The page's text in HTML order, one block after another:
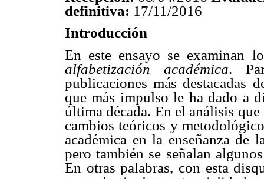
definitiva: 17/11/2016
Introducción
En este ensayo se examinan
alfabetización académica.
publicaciones más destacadas
que más impulso le ha dado a
última década. En el análisis
cambios teóricos y
académica en la enseñanza
pero también se señalan
En otras palabras, con esta